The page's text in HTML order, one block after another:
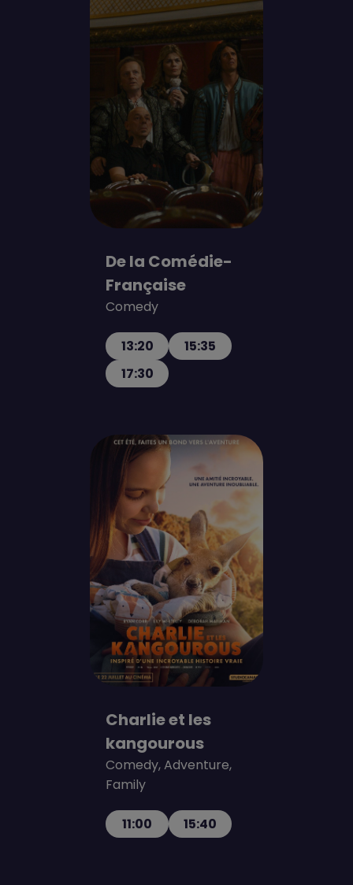
De la Comédie-
Française
Comedy
13:20
15:35
17:30
Charlie et les
kangourous
Comedy, Adventure,
Family
11:00 15:40